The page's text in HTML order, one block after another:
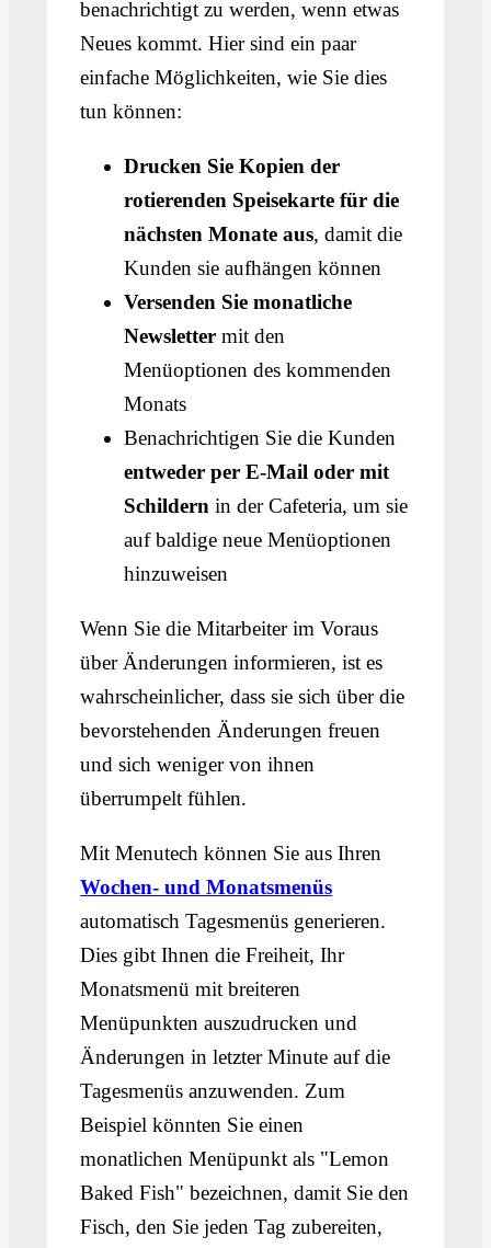
benachrichtigt zu werden, wenn etwas
Neues kommt. Hier sind ein paar
einfache Möglichkeiten, wie Sie dies
tun können:
Drucken Sie Kopien der
rotierenden Speisekarte für die
nächsten Monate aus, damit die
Kunden sie aufhängen können
Versenden Sie monatliche
Newsletter mit den
Menüoptionen des kommenden
Monats
Benachrichtigen Sie die Kunden
entweder per E-Mail oder mit
Schildern in der Cafeteria, um sie
auf baldige neue Menüoptionen
hinzuweisen
Wenn Sie die Mitarbeiter im Voraus
über Änderungen informieren, ist es
wahrscheinlicher, dass sie sich über die
bevorstehenden Änderungen freuen
und sich weniger von ihnen
überrumpelt fühlen.
Mit Menutech können Sie aus Ihren
Wochen- und Monatsmenüs
automatisch Tagesmenüs generieren.
Dies gibt Ihnen die Freiheit, Ihr
Monatsmenü mit breiteren
Menüpunkten auszudrucken und
Änderungen in letzter Minute auf die
Tagesmenüs anzuwenden. Zum
Beispiel könnten Sie einen
monatlichen Menüpunkt als "Lemon
Baked Fish" bezeichnen, damit Sie den
Fisch, den Sie jeden Tag zubereiten,